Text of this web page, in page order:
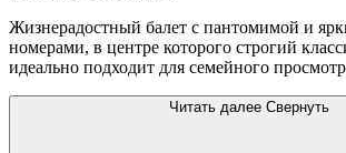
Жизнерадостный балет с пантомимой и
номерами, в центре которого строгий
идеально подходит для семейного
Читать далее Свернуть